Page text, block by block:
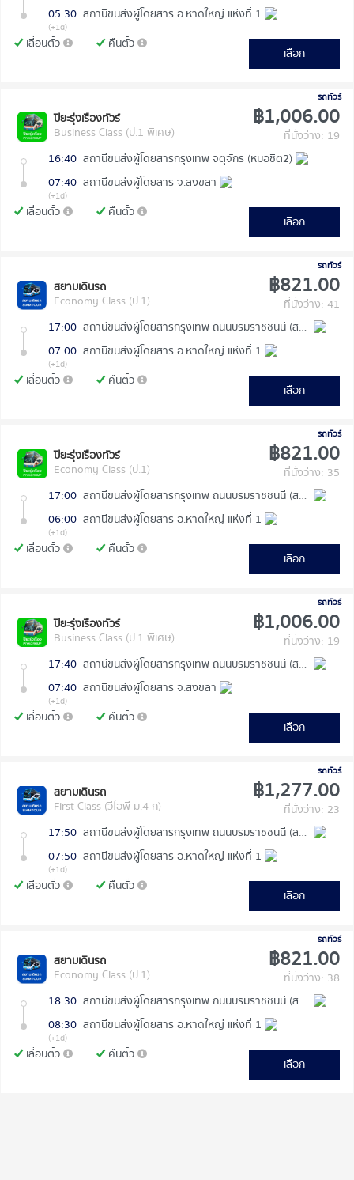
05:30 สถานีขนส่งผู้โดยสาร อ.หาดใหญ่ แห่งที่ 1
(+1d)
เลื่อนตั๋ว คืนตั๋ว
เลือก
รถทัวร์
ปิยะรุ่งเรืองทัวร์
Business Class (ป.1 พิเศษ)
฿1,006.00
ที่นั่งว่าง: 19
16:40 สถานีขนส่งผู้โดยสารกรุงเทพ จตุจักร (หมอชิต2)
07:40 สถานีขนส่งผู้โดยสาร จ.สงขลา
(+1d)
เลื่อนตั๋ว คืนตั๋ว
เลือก
รถทัวร์
สยามเดินรถ
Economy Class (ป.1)
฿821.00
ที่นั่งว่าง: 41
17:00
สถานีขนส่งผู้โดยสารกรุงเทพ ถนนบรมราชชนนี (สายใต้ใหม่)
07:00 สถานีขนส่งผู้โดยสาร อ.หาดใหญ่ แห่งที่ 1
(+1d)
เลื่อนตั๋ว คืนตั๋ว
เลือก
รถทัวร์
ปิยะรุ่งเรืองทัวร์
Economy Class (ป.1)
฿821.00
ที่นั่งว่าง: 35
17:00
สถานีขนส่งผู้โดยสารกรุงเทพ ถนนบรมราชชนนี (สายใต้ใหม่)
06:00 สถานีขนส่งผู้โดยสาร อ.หาดใหญ่ แห่งที่ 1
(+1d)
เลื่อนตั๋ว คืนตั๋ว
เลือก
รถทัวร์
ปิยะรุ่งเรืองทัวร์
Business Class (ป.1 พิเศษ)
฿1,006.00
ที่นั่งว่าง: 19
17:40
สถานีขนส่งผู้โดยสารกรุงเทพ ถนนบรมราชชนนี (สายใต้ใหม่)
07:40 สถานีขนส่งผู้โดยสาร จ.สงขลา
(+1d)
เลื่อนตั๋ว คืนตั๋ว
เลือก
รถทัวร์
สยามเดินรถ
First Class (วีไอพี ม.4 ก)
฿1,277.00
ที่นั่งว่าง: 23
17:50
สถานีขนส่งผู้โดยสารกรุงเทพ ถนนบรมราชชนนี (สายใต้ใหม่)
07:50 สถานีขนส่งผู้โดยสาร อ.หาดใหญ่ แห่งที่ 1
(+1d)
เลื่อนตั๋ว คืนตั๋ว
เลือก
รถทัวร์
สยามเดินรถ
Economy Class (ป.1)
฿821.00
ที่นั่งว่าง: 38
18:30
สถานีขนส่งผู้โดยสารกรุงเทพ ถนนบรมราชชนนี (สายใต้ใหม่)
08:30 สถานีขนส่งผู้โดยสาร อ.หาดใหญ่ แห่งที่ 1
(+1d)
เลื่อนตั๋ว คืนตั๋ว
เลือก